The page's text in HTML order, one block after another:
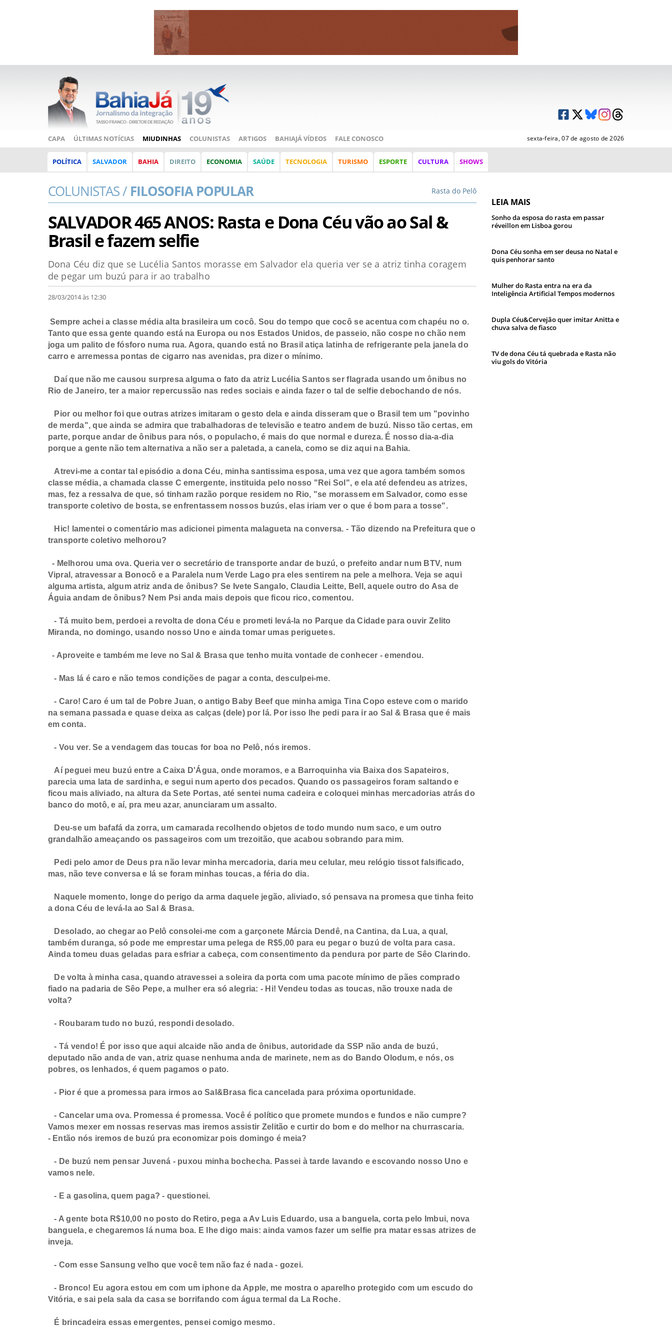
CAPA ÚLTIMAS NOTÍCIAS MIUDINHAS COLUNISTAS ARTIGOS BAHIAJÁ VÍDEOS FALE CONOSCO sexta-feira, 07 de agosto de 2026
POLÍTICA SALVADOR BAHIA DIREITO ECONOMIA SAÚDE TECNOLOGIA TURISMO ESPORTE CULTURA SHOWS
COLUNISTAS / FILOSOFIA POPULAR Rasta do Pelô
SALVADOR 465 ANOS: Rasta e Dona Céu vão ao Sal &
Brasil e fazem selfie
Dona Céu diz que se Lucélia Santos morasse em Salvador ela queria ver se a atriz tinha coragem
de pegar um buzú para ir ao trabalho
28/03/2014 às 12:30
Sempre achei a classe média alta brasileira um cocô. Sou do tempo que cocô se acentua com chapéu no o.
Tanto que essa gente quando está na Europa ou nos Estados Unidos, de passeio, não cospe no chão nem
joga um palito de fósforo numa rua. Agora, quando está no Brasil atiça latinha de refrigerante pela janela do
carro e arremessa pontas de cigarro nas avenidas, pra dizer o mínimo.
Daí que não me causou surpresa alguma o fato da atriz Lucélia Santos ser flagrada usando um ônibus no
Rio de Janeiro, ter a maior repercussão nas redes sociais e ainda fazer o tal de selfie debochando de nós.
Pior ou melhor foi que outras atrizes imitaram o gesto dela e ainda disseram que o Brasil tem um "povinho
de merda", que ainda se admira que trabalhadoras de televisão e teatro andem de buzú. Nisso tão certas, em
parte, porque andar de ônibus para nós, o populacho, é mais do que normal e dureza. É nosso dia-a-dia
porque a gente não tem alternativa a não ser a paletada, a canela, como se diz aqui na Bahia.
Atrevi-me a contar tal episódio a dona Céu, minha santissima esposa, uma vez que agora também somos
classe média, a chamada classe C emergente, instituida pelo nosso "Rei Sol", e ela até defendeu as atrizes,
mas, fez a ressalva de que, só tinham razão porque residem no Rio, "se morassem em Salvador, como esse
transporte coletivo de bosta, se enfrentassem nossos buzús, elas iriam ver o que é bom para a tosse".
Hic! lamentei o comentário mas adicionei pimenta malagueta na conversa. - Tão dizendo na Prefeitura que o
transporte coletivo melhorou?
- Melhorou uma ova. Queria ver o secretário de transporte andar de buzú, o prefeito andar num BTV, num
Vipral, atravessar a Bonocô e a Paralela num Verde Lago pra eles sentirem na pele a melhora. Veja se aqui
alguma artista, algum atriz anda de ônibus? Se Ivete Sangalo, Claudia Leitte, Bell, aquele outro do Asa de
Águia andam de ônibus? Nem Psi anda mais depois que ficou rico, comentou.
- Tá muito bem, perdoei a revolta de dona Céu e prometi levá-la no Parque da Cidade para ouvir Zelito
Miranda, no domingo, usando nosso Uno e ainda tomar umas periguetes.
- Aproveite e também me leve no Sal & Brasa que tenho muita vontade de conhecer - emendou.
- Mas lá é caro e não temos condições de pagar a conta, desculpei-me.
- Caro! Caro é um tal de Pobre Juan, o antigo Baby Beef que minha amiga Tina Copo esteve com o marido
na semana passada e quase deixa as calças (dele) por lá. Por isso lhe pedi para ir ao Sal & Brasa que é mais
em conta.
- Vou ver. Se a vendagem das toucas for boa no Pelô, nós iremos.
Aí peguei meu buzú entre a Caixa D'Água, onde moramos, e a Barroquinha via Baixa dos Sapateiros,
parecia uma lata de sardinha, e segui num aperto dos pecados. Quando os passageiros foram saltando e
ficou mais aliviado, na altura da Sete Portas, até sentei numa cadeira e coloquei minhas mercadorias atrás do
banco do motô, e aí, pra meu azar, anunciaram um assalto.
Deu-se um bafafá da zorra, um camarada recolhendo objetos de todo mundo num saco, e um outro
grandalhão ameaçando os passageiros com um trezoitão, que acabou sobrando para mim.
Pedi pelo amor de Deus pra não levar minha mercadoria, daria meu celular, meu relógio tissot falsificado,
mas, não teve conversa e lá se foram minhas toucas, a féria do dia.
Naquele momento, longe do perigo da arma daquele jegão, aliviado, só pensava na promesa que tinha feito
a dona Céu de levá-la ao Sal & Brasa.
Desolado, ao chegar ao Pelô consolei-me com a garçonete Márcia Dendê, na Cantina, da Lua, a qual,
também duranga, só pode me emprestar uma pelega de R$5,00 para eu pegar o buzú de volta para casa.
Ainda tomeu duas geladas para esfriar a cabeça, com consentimento da pendura por parte de Sêo Clarindo.
De volta à minha casa, quando atravessei a soleira da porta com uma pacote mínimo de pães comprado
fiado na padaria de Sêo Pepe, a mulher era só alegria: - Hi! Vendeu todas as toucas, não trouxe nada de
volta?
- Roubaram tudo no buzú, respondi desolado.
- Tá vendo! É por isso que aqui alcaide não anda de ônibus, autoridade da SSP não anda de buzú,
deputado não anda de van, atriz quase nenhuma anda de marinete, nem as do Bando Olodum, e nós, os
pobres, os lenhados, é quem pagamos o pato.
- Pior é que a promessa para irmos ao Sal&Brasa fica cancelada para próxima oportunidade.
- Cancelar uma ova. Promessa é promessa. Você é político que promete mundos e fundos e não cumpre?
Vamos mexer em nossas reservas mas iremos assistir Zelitão e curtir do bom e do melhor na churrascaria.
- Então nós iremos de buzú pra economizar pois domingo é meia?
- De buzú nem pensar Juvená - puxou minha bochecha. Passei à tarde lavando e escovando nosso Uno e
vamos nele.
- E a gasolina, quem paga? - questionei.
- A gente bota R$10,00 no posto do Retiro, pega a Av Luis Eduardo, usa a banguela, corta pelo Imbui, nova
banguela, e chegaremos lá numa boa. E lhe digo mais: ainda vamos fazer um selfie pra matar essas atrizes de
inveja.
- Com esse Sansung velho que você tem não faz é nada - gozei.
- Bronco! Eu agora estou em com um iphone da Apple, me mostra o aparelho protegido com um escudo do
Vitória, e sai pela sala da casa se borrifando com água termal da La Roche.
É brincadeira essas emergentes, pensei comigo mesmo.
LEIA MAIS
Sonho da esposa do rasta em passar
réveillon em Lisboa gorou
Dona Céu sonha em ser deusa no Natal e
quis penhorar santo
Mulher do Rasta entra na era da
Inteligência Artificial Tempos modernos
Dupla Céu&Cervejão quer imitar Anitta e
chuva salva de fiasco
TV de dona Céu tá quebrada e Rasta não
viu gols do Vitória